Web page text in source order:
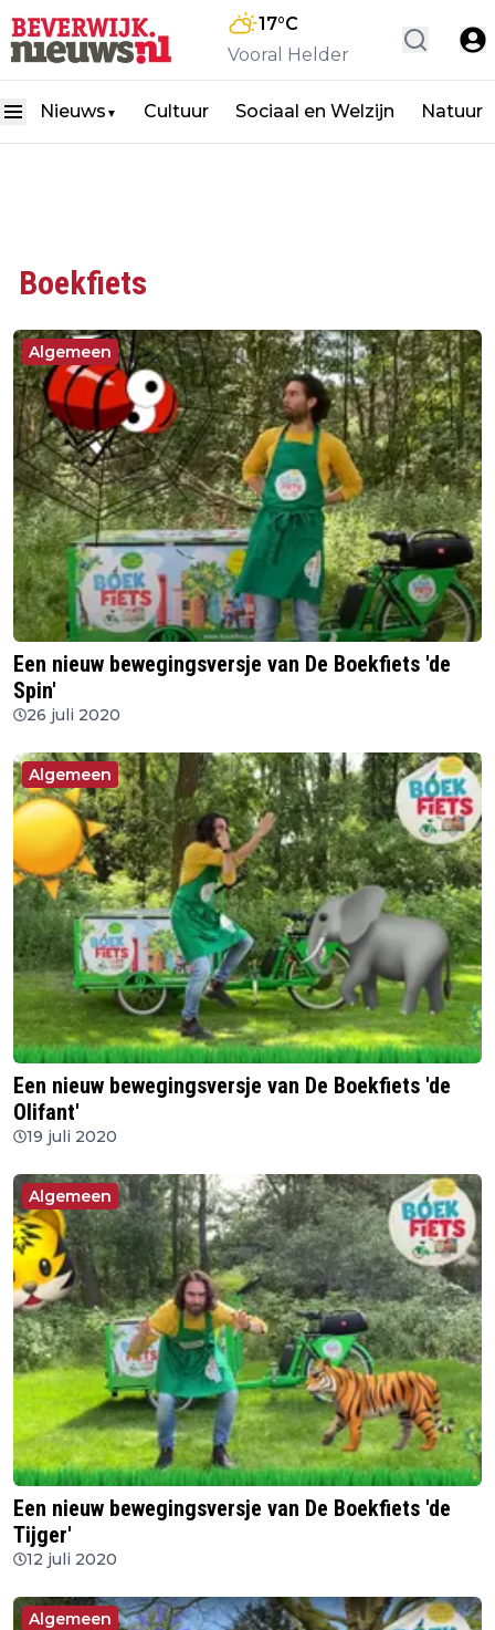
17°C
Vooral Helder
Nieuws ▼ Cultuur Sociaal en Welzijn Natuur
Boekfiets
Algemeen
Een nieuw bewegingsversje van De Boekfiets 'de
Spin'
26 juli 2020
Algemeen
Een nieuw bewegingsversje van De Boekfiets 'de
Olifant'
19 juli 2020
Algemeen
Een nieuw bewegingsversje van De Boekfiets 'de
Tijger'
12 juli 2020
Algemeen